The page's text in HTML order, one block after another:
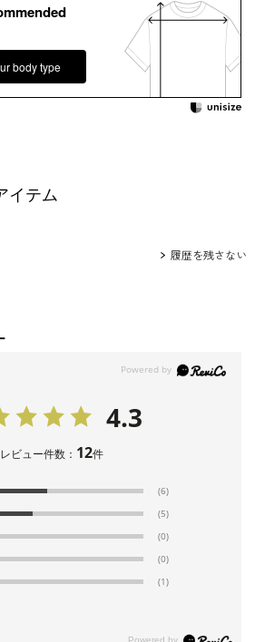
body type
イテム
履歴を残さない
4.3
レビュー件数： 12件
(6)
(5)
(0)
(0)
(1)